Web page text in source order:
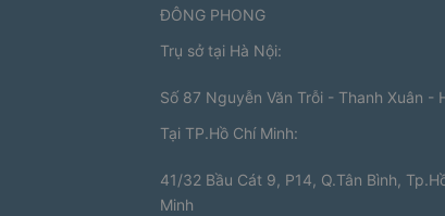
ĐÔNG PHONG
Trụ sở tại Hà Nội:
Số 87 Nguyễn Văn Trỗi - Thanh Xuân -
Tại TP.Hồ Chí Minh:
41/32 Bầu Cát 9, P14, Q.Tân Bình,
Minh